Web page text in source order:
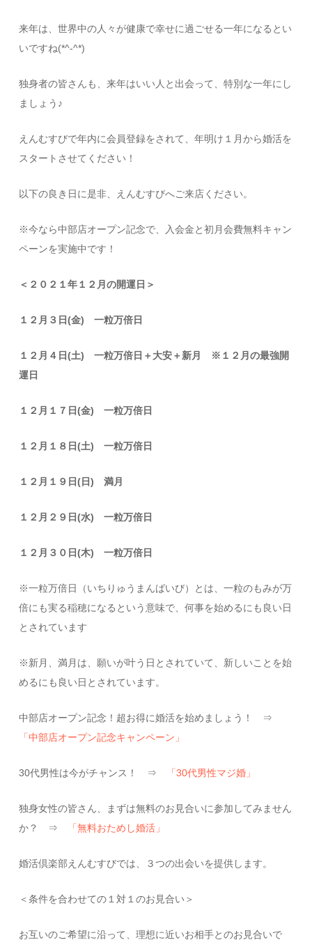
来年は、世界中の人々が健康で幸せに過ごせる一年になるとい
いですね(*^-^*)
独身者の皆さんも、来年はいい人と出会って、特別な一年にし
ましょう♪
えんむすびで年内に会員登録をされて、年明け１月から婚活を
スタートさせてください！
以下の良き日に是非、えんむすびへご来店ください。
※今なら中部店オープン記念で、入会金と初月会費無料キャン
ペーンを実施中です！
＜２０２１年１２月の開運日＞
１２月３日(金) 一粒万倍日
１２月４日(土) 一粒万倍日＋大安＋新月 ※１２月の最強開
運日
１２月１７日(金) 一粒万倍日
１２月１８日(土) 一粒万倍日
１２月１９日(日) 満月
１２月２９日(水) 一粒万倍日
１２月３０日(木) 一粒万倍日
※一粒万倍日（いちりゅうまんばいび）とは、一粒のもみが万
倍にも実る稲穂になるという意味で、何事を始めるにも良い日
とされています
※新月、満月は、願いが叶う日とされていて、新しいことを始
めるにも良い日とされています。
中部店オープン記念！超お得に婚活を始めましょう！ ⇒
「中部店オープン記念キャンペーン」
30代男性は今がチャンス！ ⇒ 「30代男性マジ婚」
独身女性の皆さん、まずは無料のお見合いに参加してみません
か？ ⇒
「無料おためし婚活」
婚活倶楽部えんむすびでは、３つの出会いを提供します。
＜条件を合わせての１対１のお見合い＞
お互いのご希望に沿って、理想に近いお相手とのお見合いで